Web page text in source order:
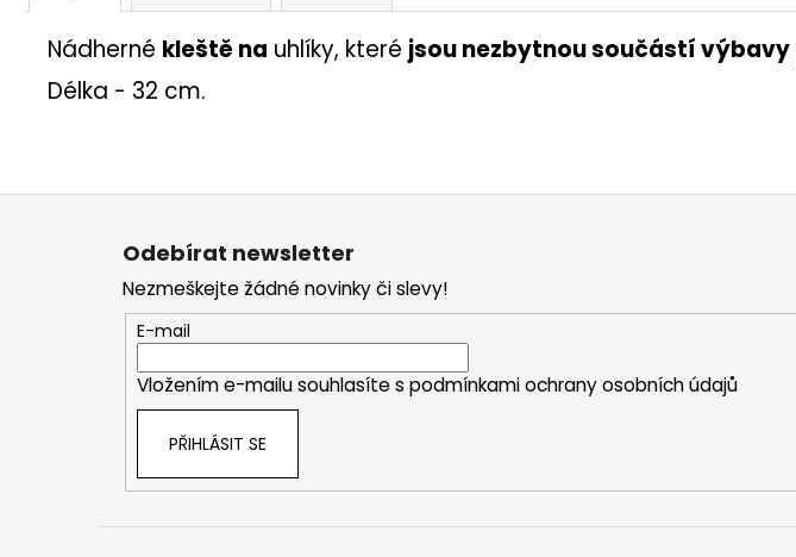
Nádherné kleště na uhlíky, které jsou nezbytnou součástí výbavy
Délka - 32 cm.
Z
Odebírat newsletter
Nezmeškejte žádné novinky či slevy!
E-mail
Vložením e-mailu souhlasíte s podmínkami ochrany osobních údajů
PŘIHLÁSIT SE